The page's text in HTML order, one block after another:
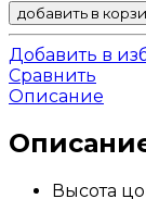
добавить в
Добавить в
Сравнить
Описание
Высота